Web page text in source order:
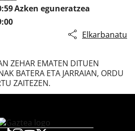
Azken eguneratzea
Elkarbanatu
ZEHAR EMATEN DITUEN
BATERA ETA JARRAIAN, ORDU
ZAITEZEN.